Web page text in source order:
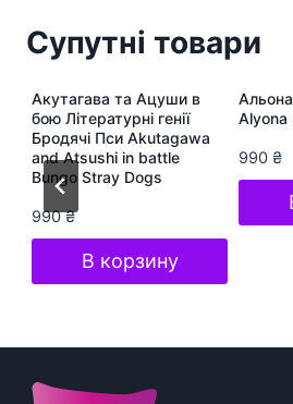
Супутні товари
Акутагава та Ацуши в
бою Літературні генії
Бродячі Пси Akutagawa
and Atsushi in battle
Bungo Stray Dogs
990₴
В корзину
Alyona
990 ₴